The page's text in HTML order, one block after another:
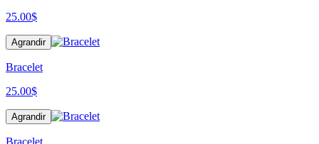
25.00$
Agrandir
Bracelet
25.00$
Agrandir